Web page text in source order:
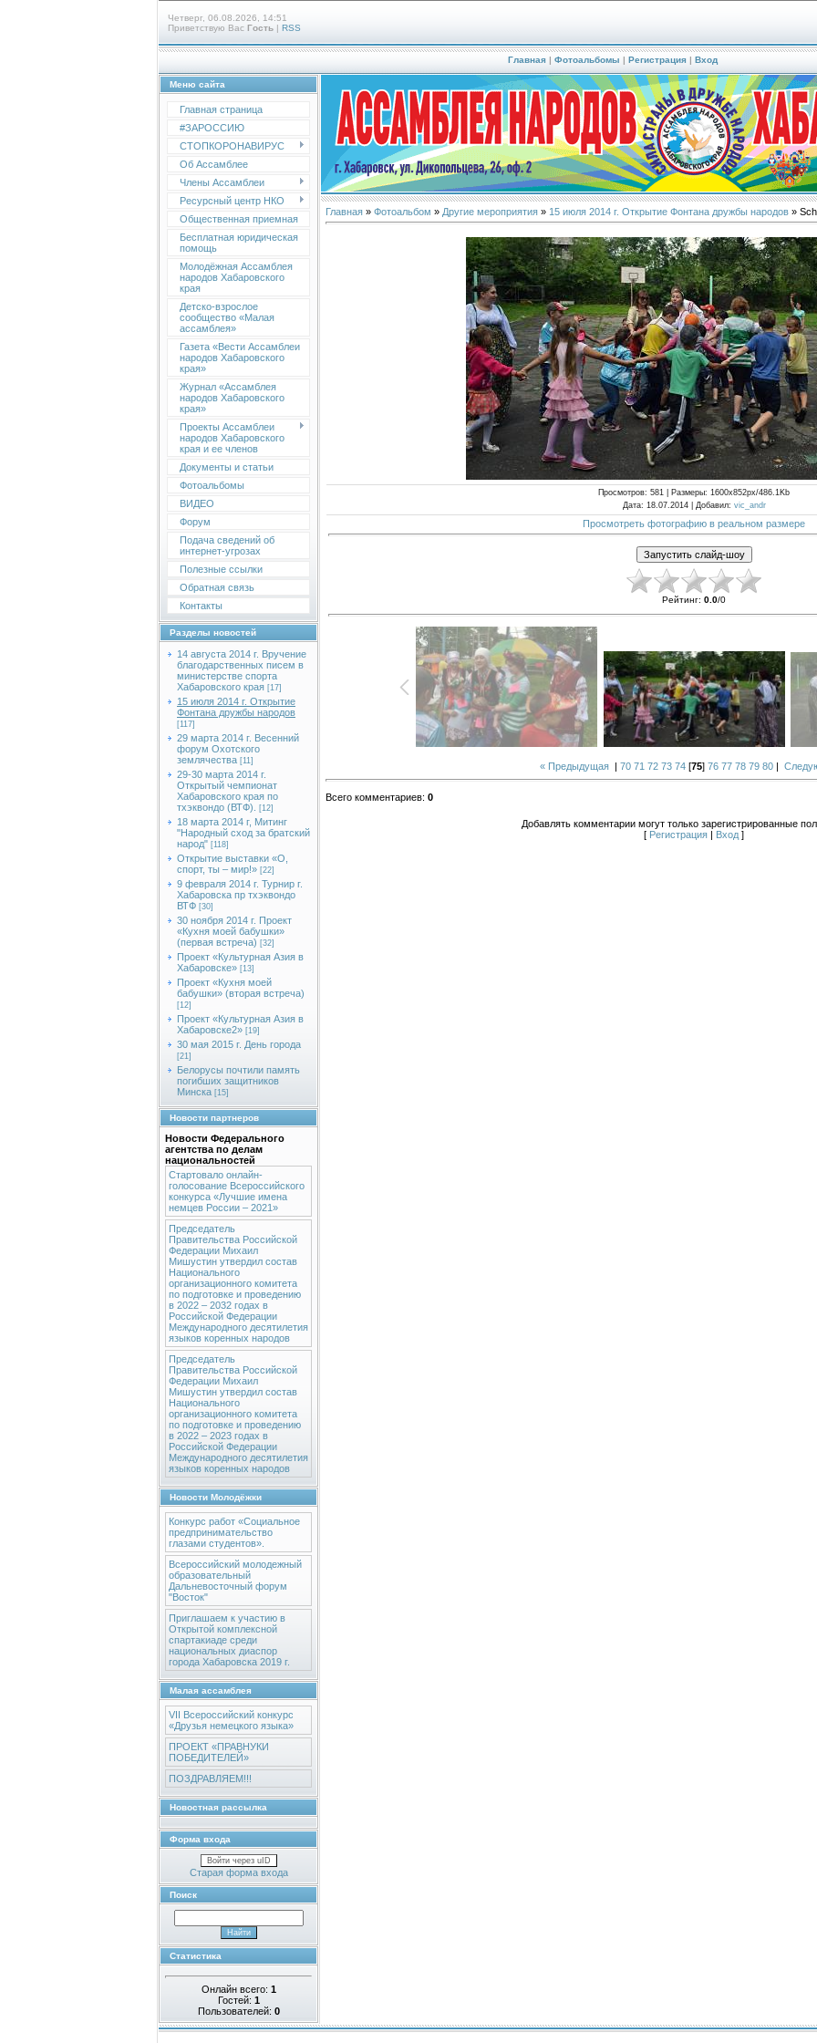
Четверг, 06.08.2026, 14:51
Приветствую Вас Гость | RSS
Главная | Фотоальбомы | Регистрация | Вход
Меню сайта
Главная страница
#ЗАРОССИЮ
СТОПКОРОНАВИРУС
Об Ассамблее
Члены Ассамблеи
Ресурсный центр НКО
Общественная приемная
Бесплатная юридическая
помощь
Молодёжная Ассамблея
народов Хабаровского
края
Детско-взрослое
сообщество «Малая
ассамблея»
Газета «Вести Ассамблеи
народов Хабаровского
края»
Журнал «Ассамблея
народов Хабаровского
края»
Проекты Ассамблеи
народов Хабаровского
края и ее членов
Документы и статьи
Фотоальбомы
ВИДЕО
Форум
Подача сведений об
интернет-угрозах
Полезные ссылки
Обратная связь
Контакты
Разделы новостей
14 августа 2014 г. Вручение
благодарственных писем в
министерстве спорта
Хабаровского края [17]
15 июля 2014 г. Открытие
Фонтана дружбы народов
[117]
29 марта 2014 г. Весенний
форум Охотского
землячества [11]
29-30 марта 2014 г.
Открытый чемпионат
Хабаровского края по
тхэквондо (ВТФ).
[12]
18 марта 2014 г, Митинг
"Народный сход за братский
народ" [118]
Открытие выставки «О,
спорт, ты – мир!» [22]
9 февраля 2014 г. Турнир г.
Хабаровска пр тхэквондо
ВТФ [30]
30 ноября 2014 г. Проект
«Кухня моей бабушки»
(первая встреча) [32]
Проект «Культурная Азия в
Хабаровске» [13]
Проект «Кухня моей
бабушки» (вторая встреча)
[12]
Проект «Культурная Азия в
Хабаровске2» [19]
30 мая 2015 г. День города
[21]
Белорусы почтили память
погибших защитников
Минска [15]
Новости партнеров
Новости Федерального
агентства по делам
национальностей
Стартовало онлайн-
голосование Всероссийского
конкурса «Лучшие имена
немцев России – 2021»
Председатель
Правительства Российской
Федерации Михаил
Мишустин утвердил состав
Национального
организационного комитета
по подготовке и проведению
в 2022 – 2032 годах в
Российской Федерации
Международного десятилетия
языков коренных народов
Председатель
Правительства Российской
Федерации Михаил
Мишустин утвердил состав
Национального
организационного комитета
по подготовке и проведению
в 2022 – 2023 годах в
Российской Федерации
Международного десятилетия
языков коренных народов
Новости Молодёжки
Конкурс работ «Социальное
предпринимательство
глазами студентов».
Всероссийский молодежный
образовательный
Дальневосточный форум
"Восток"
Приглашаем к участию в
Открытой комплексной
спартакиаде среди
национальных диаспор
города Хабаровска 2019 г.
Малая ассамблея
VII Всероссийский конкурс
«Друзья немецкого языка»
ПРОЕКТ «ПРАВНУКИ
ПОБЕДИТЕЛЕЙ»
ПОЗДРАВЛЯЕМ!!!
Новостная рассылка
Форма входа
Войти через uID
Старая форма входа
Поиск
Статистика
Онлайн всего: 1
Гостей: 1
Пользователей: 0
Главная » Фотоальбом » Другие мероприятия » 15 июля 2014 г. Открытие Фонтана дружбы народов »
Просмотров: 581 | Размеры: 1600x852px/486.1Kb
Дата: 18.07.2014 | Добавил: vic_andr
Просмотреть фотографию в реальном размере
Рейтинг: 0.0/0
« Предыдущая | 70 71 72 73 74 [75] 76 77 78 79 80 |
Всего комментариев: 0
Добавлять комментарии могут только зарегистрированные
[ Регистрация Вход ]